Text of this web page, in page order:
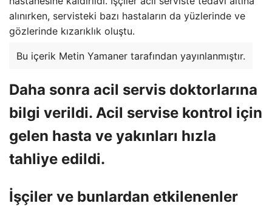
alınırken, servisteki bazı hastaların da yüzlerinde ve
gözlerinde kızarıklık oluştu.
Bu içerik Metin Yamaner tarafından yayınlanmıştır.
Daha sonra acil servis doktorlarına
bilgi verildi. Acil servise kontrol için
gelen hasta ve yakınları hızla
tahliye edildi.
İşçiler ve bunlardan etkilenenler